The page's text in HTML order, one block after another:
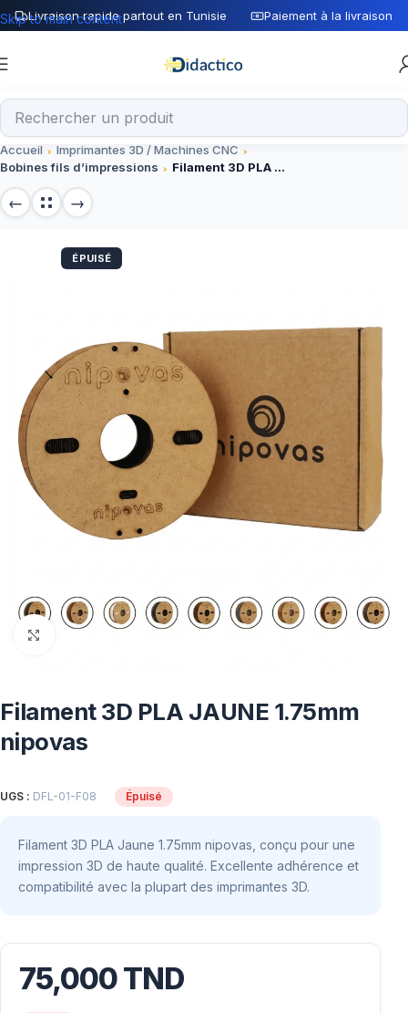
Livraison rapide partout en Tunisie Paiement à la livraison
Skip to main content
Accueil
Imprimantes 3D / Machines CNC
Bobines fils d’impressions
Filament 3D PLA JAUNE 1.75mm nipovas
ÉPUISÉ
Click to enlarge
Filament 3D PLA JAUNE 1.75mm
nipovas
UGS : DFL-01-F08 Épuisé
Filament 3D PLA Jaune 1.75mm nipovas, conçu pour une
impression 3D de haute qualité. Excellente adhérence et
compatibilité avec la plupart des imprimantes 3D.
75,000TND